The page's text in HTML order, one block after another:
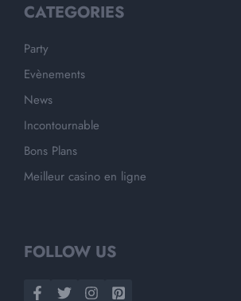
CATEGORIES
Party
Evènements
News
Incontournable
Bons Plans
Meilleur casino en ligne
FOLLOW US